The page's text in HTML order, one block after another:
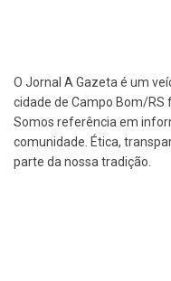
O Jornal A Gazeta é um
cidade de Campo Bom/RS
Somos referência em
comunidade. Ética,
parte da nossa tradição.